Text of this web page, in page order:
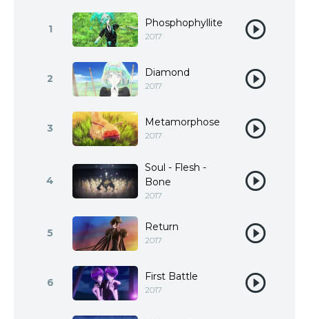
1 Phosphophyllite
2017
2 Diamond
2017
3 Metamorphose
2017
4
Soul - Flesh -
Bone
2017
5 Return
2017
6 First Battle
2017